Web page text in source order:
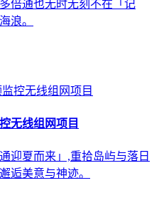
倍通也无时无刻不在「记
浪。
无线组网项目
迎夏而来」,重拾岛屿与落日
逅美意与神迹。